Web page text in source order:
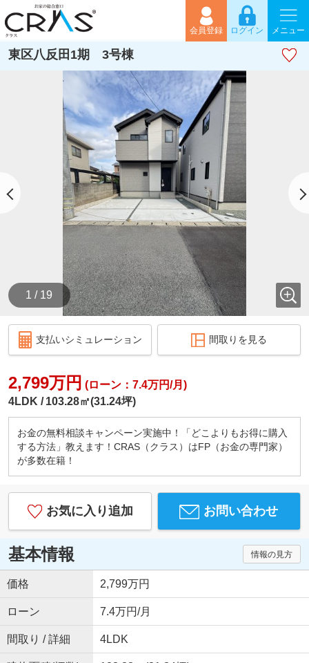
会員登録 ログイン メニュー
東区八反田1期 3号棟
1 / 19
支払いシミュレーション 間取りを見る
2,799万円 (ローン：7.4万円/月)
4LDK
103.28㎡(31.24坪)
お金の無料相談キャンペーン実施中！「どこよりもお得に購入
する方法」教えます！CRAS（クラス）はFP（お金の専門家）
が多数在籍！
お気に入り追加 お問い合わせ
基本情報 情報の見方
価格 2,799万円
ローン 7.4万円/月
間取り / 詳細 4LDK